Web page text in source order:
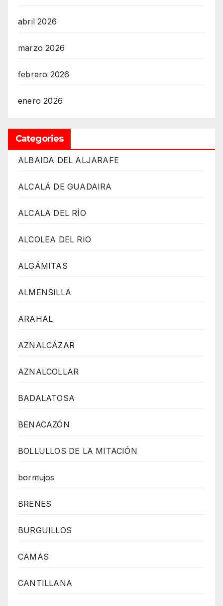
abril 2026
marzo 2026
febrero 2026
enero 2026
Categories
ALBAIDA DEL ALJARAFE
ALCALÁ DE GUADAIRA
ALCALA DEL RÍO
ALCOLEA DEL RIO
ALGÁMITAS
ALMENSILLA
ARAHAL
AZNALCÁZAR
AZNALCOLLAR
BADALATOSA
BENACAZÓN
BOLLULLOS DE LA MITACIÓN
bormujos
BRENES
BURGUILLOS
CAMAS
CANTILLANA